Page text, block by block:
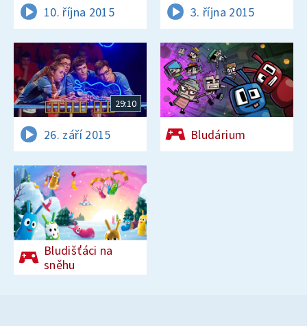
10. října 2015 3. října 2015
29:10
26. září 2015 Bludárium
Bludišťáci na
sněhu